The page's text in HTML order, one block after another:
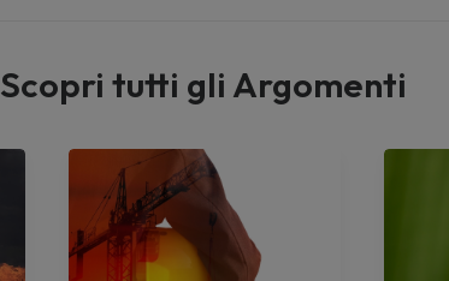
Scopri tutti gli Argomenti